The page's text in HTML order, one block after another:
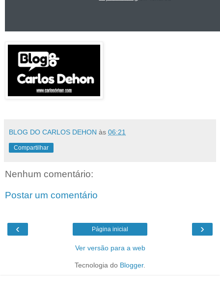
BLOG DO CARLOS DEHON às 06:21
Compartilhar
Nenhum comentário:
Postar um comentário
‹ ›
Página inicial
Ver versão para a web
Tecnologia do Blogger.